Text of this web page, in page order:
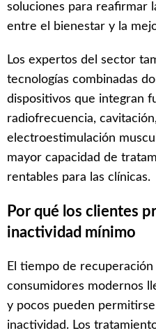
soluciones para reafirmar
entre el bienestar y la
Los expertos del sector
tecnologías combinadas
dispositivos que integran
radiofrecuencia,
electroestimulación
mayor capacidad de
rentables para las clínicas.
Por qué los clientes
inactividad mínimo
El tiempo de
consumidores modernos
y pocos pueden
inactividad. Los